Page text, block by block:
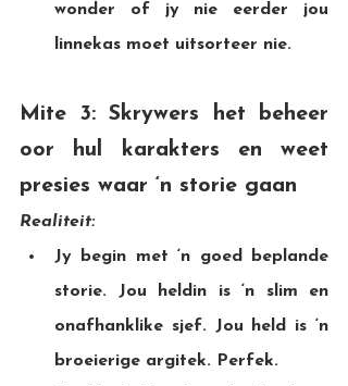
wonder of jy nie eerder jou
linnekas moet uitsorteer nie.
Mite 3: Skrywers het beheer
oor hul karakters en weet
presies waar ‘n storie gaan
Realiteit:
Jy begin met ‘n goed beplande
storie. Jou heldin is ‘n slim en
onafhanklike sjef. Jou held is ‘n
broeierige argitek. Perfek.